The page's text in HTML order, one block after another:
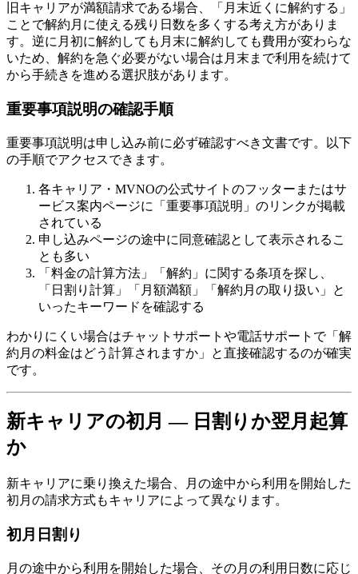
旧キャリアが満額請求である場合、「月末近くに解約する」
ことで解約月に使える残り日数を多くする考え方がありま
す。逆に月初に解約しても月末に解約しても費用が変わらな
いため、解約を急ぐ必要がない場合は月末まで利用を続けて
から手続きを進める選択肢があります。
重要事項説明の確認手順
重要事項説明は申し込み前に必ず確認すべき文書です。以下
の手順でアクセスできます。
各キャリア・MVNOの公式サイトのフッターまたはサ
ービス案内ページに「重要事項説明」のリンクが掲載
されている
申し込みページの途中に同意確認として表示されるこ
とも多い
「料金の計算方法」「解約」に関する条項を探し、
「日割り計算」「月額満額」「解約月の取り扱い」と
いったキーワードを確認する
わかりにくい場合はチャットサポートや電話サポートで「解
約月の料金はどう計算されますか」と直接確認するのが確実
です。
新キャリアの初月 — 日割りか翌月起算
か
新キャリアに乗り換えた場合、月の途中から利用を開始した
初月の請求方式もキャリアによって異なります。
初月日割り
月の途中から利用を開始した場合、その月の利用日数に応じ